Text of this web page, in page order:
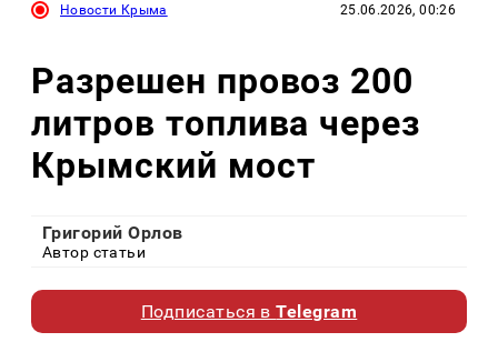
Новости Крыма 25.06.2026, 00:26
Разрешен провоз 200
литров топлива через
Крымский мост
Григорий Орлов
Автор статьи
Подписаться вTelegram